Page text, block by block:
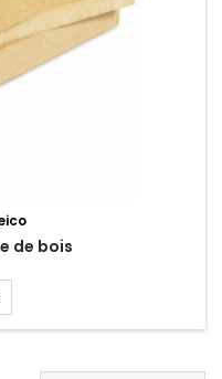
de bois
flex fibre de bois